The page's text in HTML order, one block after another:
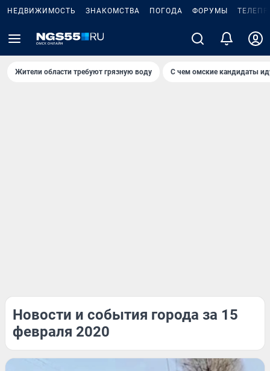
НЕДВИЖИМОСТЬ ЗНАКОМСТВА ПОГОДА ФОРУМЫ
Жители области требуют грязную воду С чем омские кандидаты
Новости и события города за 15
февраля 2020